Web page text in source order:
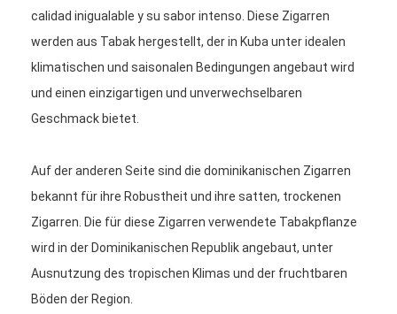
calidad inigualable y su sabor intenso. Diese Zigarren
werden aus Tabak hergestellt, der in Kuba unter idealen
klimatischen und saisonalen Bedingungen angebaut wird
und einen einzigartigen und unverwechselbaren
Geschmack bietet.
Auf der anderen Seite sind die dominikanischen Zigarren
bekannt für ihre Robustheit und ihre satten, trockenen
Zigarren. Die für diese Zigarren verwendete Tabakpflanze
wird in der Dominikanischen Republik angebaut, unter
Ausnutzung des tropischen Klimas und der fruchtbaren
Böden der Region.